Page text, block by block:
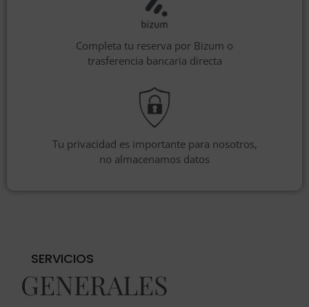
Completa tu reserva por Bizum o
trasferencia bancaria directa
Tu privacidad es importante para nosotros,
no almacenamos datos
SERVICIOS
GENERALES